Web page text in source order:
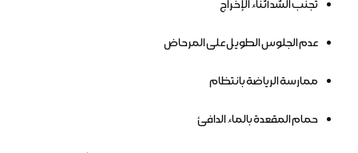
تجنب الشد أثناء الإخراج
عدم الجلوس الطويل على المرحاض
ممارسة الرياضة بانتظام
حمام المقعدة بالماء الدافئ